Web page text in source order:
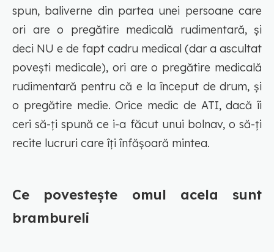
spun, baliverne din partea unei persoane care
ori are o pregătire medicală rudimentară, și
deci NU e de fapt cadru medical (dar a ascultat
povești medicale), ori are o pregătire medicală
rudimentară pentru că e la început de drum, și
o pregătire medie. Orice medic de ATI, dacă îi
ceri să-ți spună ce i-a făcut unui bolnav, o să-ți
recite lucruri care îți înfășoară mintea.
Ce povestește omul acela sunt
brambureli